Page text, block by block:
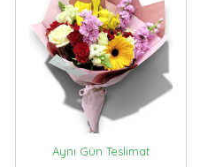
Aynı Gün Teslimat